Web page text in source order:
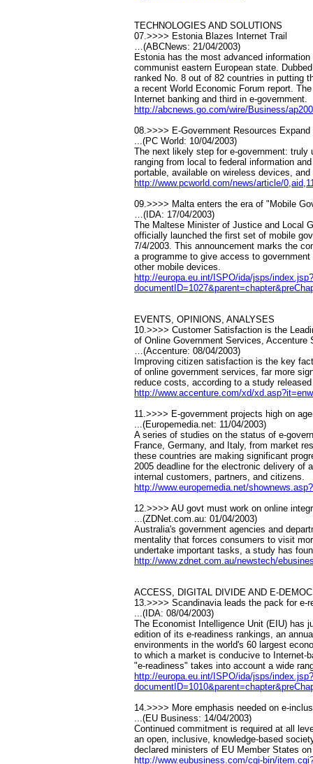
TECHNOLOGIES AND SOLUTIONS
07.>>>> Estonia Blazes Internet Trail
…(ABCNews: 21/04/2003)
Estonia has the most advanced
communist eastern European state.
ranked No. 8 out of 82 countries in putting
a recent World Economic Forum report.
Internet banking and third in e-government.
http://abcnews.go.com/wire/Business/
08.>>>> E-Government Resources Expand
...(PC World: 10/04/2003)
The next likely step for e-government: truly
ranging from local to federal information
portable, available on wireless devices,
http://www.pcworld.com/news/article/
09.>>>> Malta enters the era of "Mobile
…(IDA: 17/04/2003)
The Maltese Minister of Justice and Local
officially launched the first set of mobile
7/4/2003. This announcement marks the
a programme to give access to
other mobile devices.
http://europa.eu.int/ISPO/ida/jsps/
EVENTS, OPINIONS, ANALYSES
10.>>>> Customer Satisfaction is the
of Online Government Services, Accenture
…(Accenture: 08/04/2003)
Improving citizen satisfaction is the key
of online government services, far more
reduce costs, according to a study
http://www.accenture.com/xd/
11.>>>> E-government projects high on
...(Europemedia.net: 11/04/2003)
A series of studies on the status of e-
France, Germany, and Italy, from market
these countries are making significant
2005 deadline for the electronic delivery of
internal customers, partners, and citizens.
http://www.europemedia.net/
12.>>>> AU govt must work on online
...(ZDNet.com.au: 01/04/2003)
Australia's government agencies and
mentality that forces consumers to visit
undertake important tasks, a study has
http://www.zdnet.com.au/newstech/
ACCESS, DIGITAL DIVIDE AND E-
13.>>>> Scandinavia leads the pack for e-
...(IDA: 08/04/2003)
The Economist Intelligence Unit (EIU) has
edition of its e-readiness rankings, an
environments in the world's 60 largest
to which a market is conducive to Internet-
"e-readiness" takes into account a wide
http://europa.eu.int/ISPO/ida/jsps/
14.>>>> More emphasis needed on e-
...(EU Business: 14/04/2003)
Continued commitment is required at all
an open, inclusive, knowledge-based
declared ministers of EU Member States
http://www.eubusiness.com/cgi-bin/